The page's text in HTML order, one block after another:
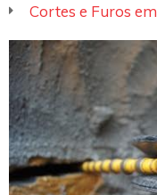
Cortes e Furos